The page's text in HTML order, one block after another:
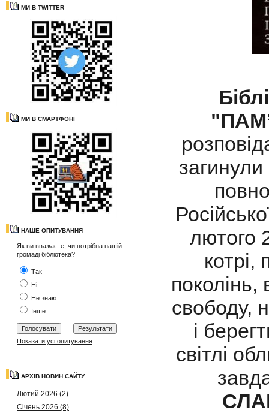
МИ В TWITTER
МИ В СМАРТФОНІ
НАШЕ ОПИТУВАННЯ
Як ви вважаєте, чи потрібна нашій
громаді бібліотека?
Так
Ні
Не знаю
Інше
Показати усі опитування
АРХІВ НОВИН САЙТУ
Лютий 2026 (2)
Січень 2026 (8)
загинули
лютого
поколінь,
свободу,
і
світлі